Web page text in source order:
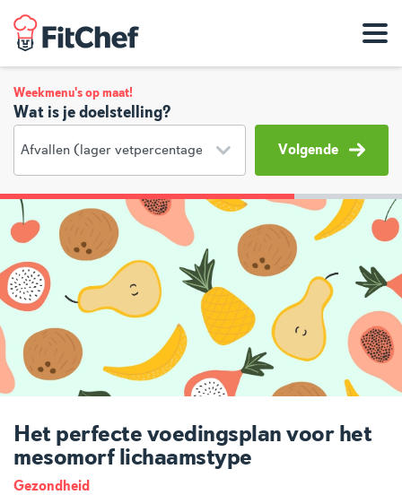
Weekmenu's op maat!
Wat is je doelstelling?
Volgende
Het perfecte voedingsplan voor het
mesomorf lichaamstype
Gezondheid